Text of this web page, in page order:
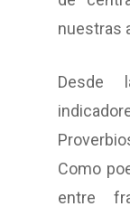
nuestras
Desde
Como
entre